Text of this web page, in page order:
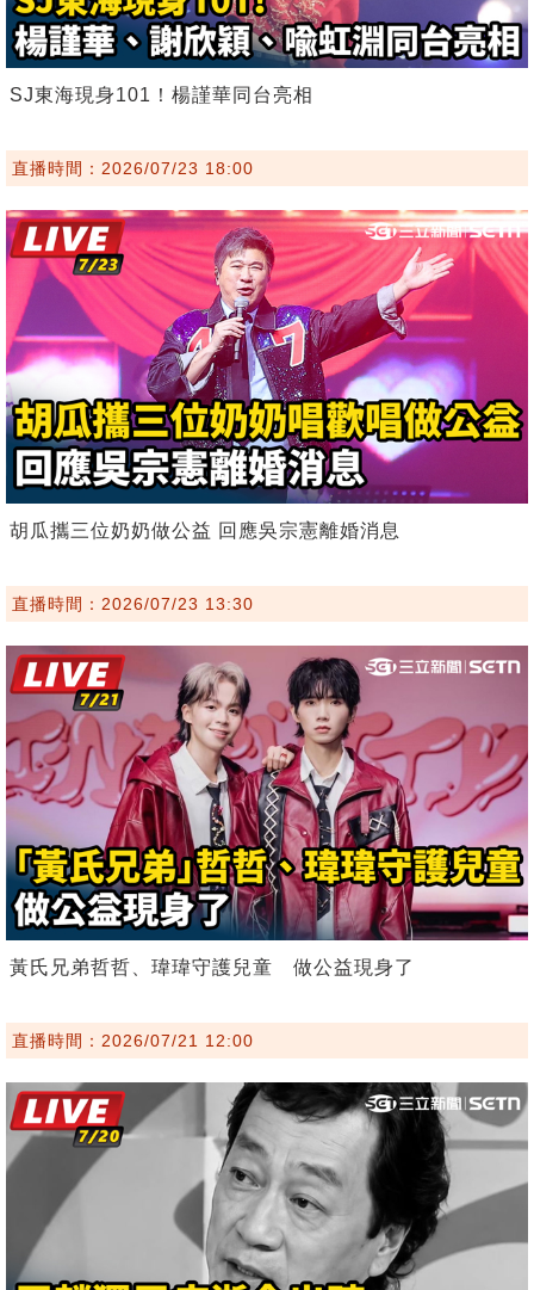
SJ東海現身101！楊謹華同台亮相
直播時間：2026/07/23 18:00
胡瓜攜三位奶奶做公益 回應吳宗憲離婚消息
直播時間：2026/07/23 13:30
黃氏兄弟哲哲、瑋瑋守護兒童 做公益現身了
直播時間：2026/07/21 12:00